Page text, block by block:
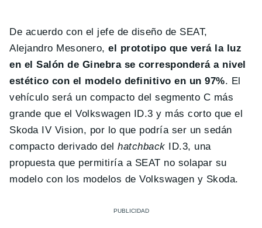
De acuerdo con el jefe de diseño de SEAT,
Alejandro Mesonero,el prototipo que verá la luz
en el Salón de Ginebra se corresponderá a nivel
estético con el modelo definitivo en un 97%. El
vehículo será un compacto del segmento C más
grande que el Volkswagen ID.3 y más corto que el
Skoda IV Vision, por lo que podría ser un sedán
compacto derivado delhatchback ID.3, una
propuesta que permitiría a SEAT no solapar su
modelo con los modelos de Volkswagen y Skoda.